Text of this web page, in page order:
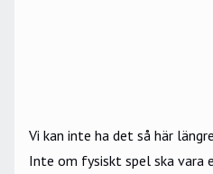
Vi kan inte ha det så här
Inte om fysiskt spel ska vara